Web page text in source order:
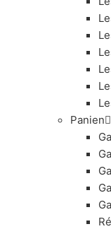
Panien